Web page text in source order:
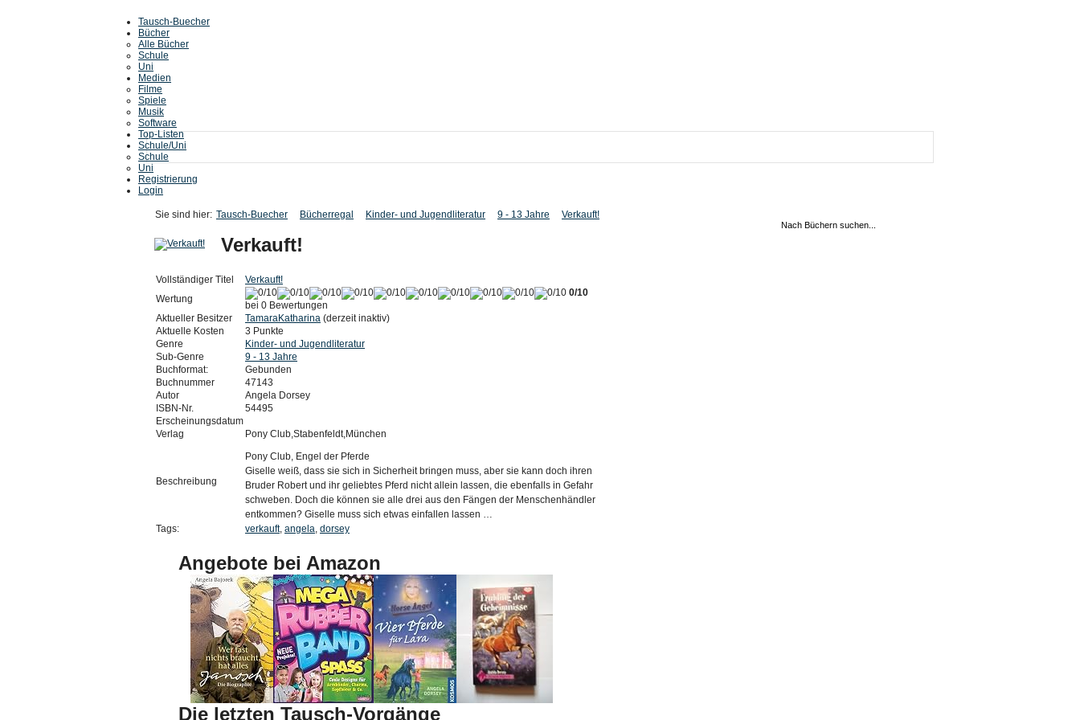
Tausch-Buecher
Bücher
Alle Bücher
Schule
Uni
Medien
Filme
Spiele
Musik
Software
Top-Listen
Schule/Uni
Schule
Uni
Registrierung
Login
Sie sind hier: Tausch-Buecher Bücherregal Kinder- und Jugendliteratur 9 - 13 Jahre Verkauft!
Verkauft!
Vollständiger Titel
Verkauft!
Wertung
0/10
bei 0 Bewertungen
Aktueller Besitzer
TamaraKatharina (derzeit inaktiv)
Aktuelle Kosten
3 Punkte
Genre
Kinder- und Jugendliteratur
Sub-Genre
9 - 13 Jahre
Buchformat:
Gebunden
Buchnummer
47143
Autor
Angela Dorsey
ISBN-Nr.
54495
Erscheinungsdatum
Verlag
Pony Club,Stabenfeldt,München
Beschreibung
Pony Club, Engel der Pferde
Giselle weiß, dass sie sich in Sicherheit bringen muss, aber sie kann doch ihren
Bruder Robert und ihr geliebtes Pferd nicht allein lassen, die ebenfalls in Gefahr
schweben. Doch die können sie alle drei aus den Fängen der Menschenhändler
entkommen? Giselle muss sich etwas einfallen lassen …
Tags:
verkauft, angela, dorsey
Angebote bei Amazon
Die letzten Tausch-Vorgänge